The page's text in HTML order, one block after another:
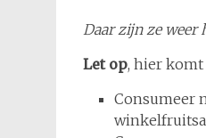
Daar zijn ze weer
Let op, hier komt
Consumeer